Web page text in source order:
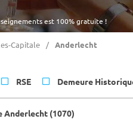
est 100% gratuite !
Capitale Anderlecht
RSE Demeure
Anderlecht (1070)